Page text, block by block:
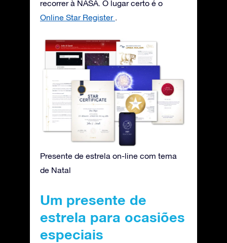
recorrer à NASA. O lugar certo é o
Online Star Register .
Presente de estrela on-line com tema
de Natal
Um presente de
estrela para ocasiões
especiais